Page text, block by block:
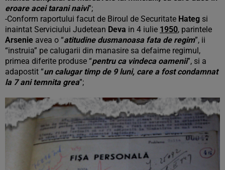
eroare acei tarani naivi”;
-Conform raportului facut de Biroul de Securitate Hateg si
inaintat Serviciului Judetean Deva in 4 iulie 1950, parintele
Arsenie avea o “atitudine dusmanoasa fata de regim”, ii
“instruia” pe calugarii din manasire sa defaime regimul,
primea diferite produse “pentru ca vindeca oamenii”, si a
adapostit “un calugar timp de 9 luni, care a fost condamnat
la 7 ani temnita grea”;